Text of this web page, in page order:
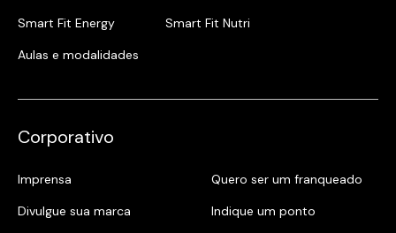
Smart Fit Energy
Smart Fit Nutri
Aulas e modalidades
Corporativo
Imprensa
Quero ser um franqueado
Divulgue sua marca
Indique um ponto